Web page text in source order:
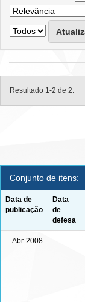
Resultado 1-2 de 2.
Conjunto de itens:
Data de
publicação
Data
de
defesa
Abr-2008 -